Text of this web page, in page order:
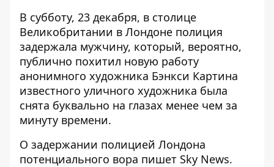
В субботу, 23 декабря, в столице
Великобритании в Лондоне полиция
задержала мужчину, который, вероятно,
публично похитил новую работу
анонимного художника Бэнкси Картина
известного уличного художника была
снята буквально на глазах менее чем за
минуту времени.
О задержании полицией Лондона
потенциального вора пишет Sky News.